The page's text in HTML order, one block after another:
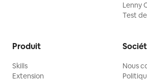
Lenny
Test
Produit
Skills
Extension
Nous